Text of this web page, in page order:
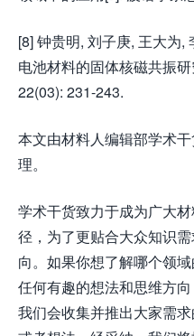
[8] 钟贵明, 刘子庚, 王大为,
电池材料的固体核磁共振
22(03): 231-243.
本文由材料人编辑部学术
理。
学术干货致力于成为广大
径，为了更贴合大众知识
向。如果你想了解哪个领
任何有趣的想法和思维方
我们会收集并推出大家需